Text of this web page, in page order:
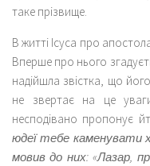
таке прізвище.
В житті Ісуса про
Вперше про нього
надійшла звістка, що
не звертає на це
несподівано пропонує
юдеї тебе каменувати
мовив до них: «Лазар,